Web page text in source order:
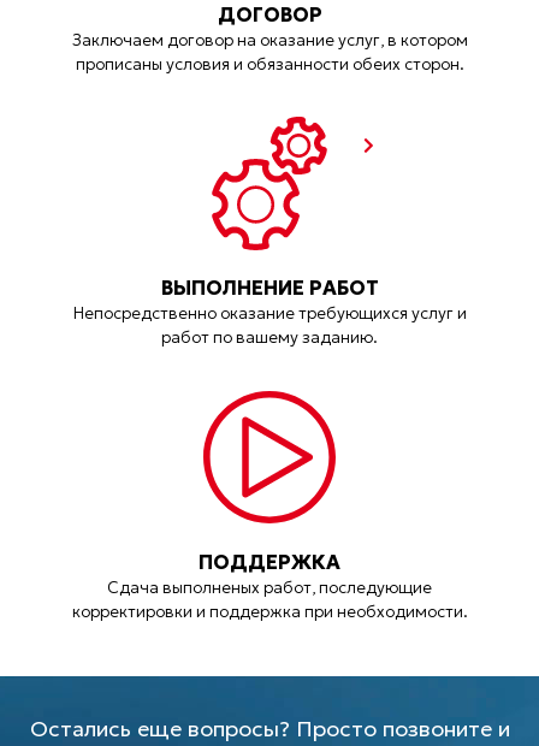
ДОГОВОР
Заключаем договор на оказание услуг, в котором
прописаны условия и обязанности обеих сторон.
ВЫПОЛНЕНИЕ РАБОТ
Непосредственно оказание требующихся услуг и
работ по вашему заданию.
ПОДДЕРЖКА
Сдача выполненых работ, последующие
корректировки и поддержка при необходимости.
Остались еще вопросы? Просто позвоните и